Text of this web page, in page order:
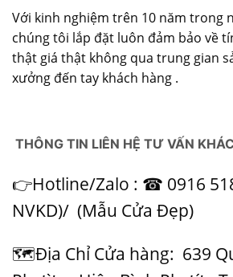
Với kinh nghiệm trên 10 năm trong
chúng tôi lắp đặt luôn đảm bảo về
thật giá thật không qua trung gian
xưởng đến tay khách hàng .
THÔNG TIN LIÊN HỆ TƯ VẤN
👉Hotline/Zalo : ☎ 0916
NVKD)/ (Mẫu Cửa Đẹp)
🗺Địa Chỉ Cửa hàng: 639